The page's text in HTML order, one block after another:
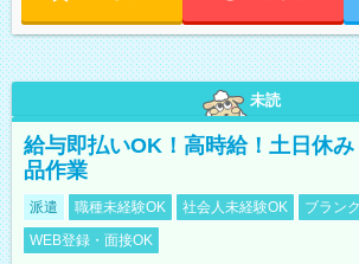
未読
給与即払いOK！高時給！土日休
品作業
派遣 職種未経験OK 社会人未経験OK
ブラン
WEB登録・面接OK